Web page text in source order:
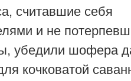
считавшие себя
и не
убедили шофера
кочковатой